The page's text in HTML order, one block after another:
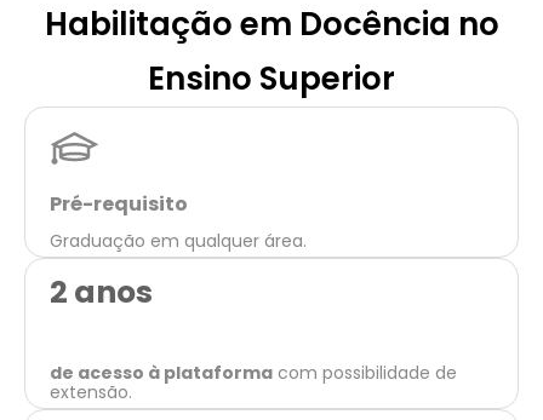
Habilitação em Docência no
Ensino Superior
Pré-requisito
Graduação em qualquer área.
2 anos
de acesso à plataforma com possibilidade de
extensão.